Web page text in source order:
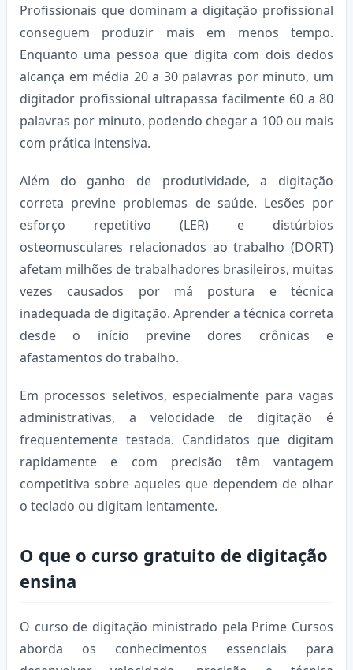
Profissionais que dominam a digitação profissional
conseguem produzir mais em menos tempo.
Enquanto uma pessoa que digita com dois dedos
alcança em média 20 a 30 palavras por minuto, um
digitador profissional ultrapassa facilmente 60 a 80
palavras por minuto, podendo chegar a 100 ou mais
com prática intensiva.
Além do ganho de produtividade, a digitação
correta previne problemas de saúde. Lesões por
esforço repetitivo (LER) e distúrbios
osteomusculares relacionados ao trabalho (DORT)
afetam milhões de trabalhadores brasileiros, muitas
vezes causados por má postura e técnica
inadequada de digitação. Aprender a técnica correta
desde o início previne dores crônicas e
afastamentos do trabalho.
Em processos seletivos, especialmente para vagas
administrativas, a velocidade de digitação é
frequentemente testada. Candidatos que digitam
rapidamente e com precisão têm vantagem
competitiva sobre aqueles que dependem de olhar
o teclado ou digitam lentamente.
O que o curso gratuito de digitação
ensina
O curso de digitação ministrado pela Prime Cursos
aborda os conhecimentos essenciais para